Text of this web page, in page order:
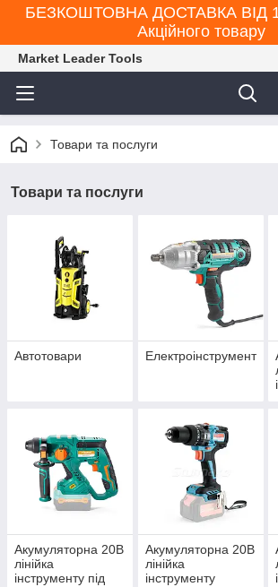
БЕЗКОШТОВНА ДОСТАВКА ВІД
Акційного товару
Market Leader Tools
Товари та послуги
Товари та послуги
Автотовари Електроінструмент
Акумуляторна 20В
лінійка
інструменту під
Акумуляторна 20В
лінійка
інструменту